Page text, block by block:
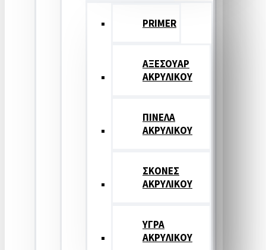
PRIMER
ΑΞΕΣΟΥΑΡ
ΑΚΡΥΛΙΚΟΥ
ΠΙΝΕΛΑ
ΑΚΡΥΛΙΚΟΥ
ΣΚΟΝΕΣ
ΑΚΡΥΛΙΚΟΥ
ΥΓΡΑ
ΑΚΡΥΛΙΚΟΥ